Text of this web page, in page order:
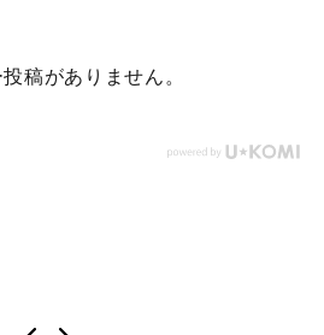
稿がありません。